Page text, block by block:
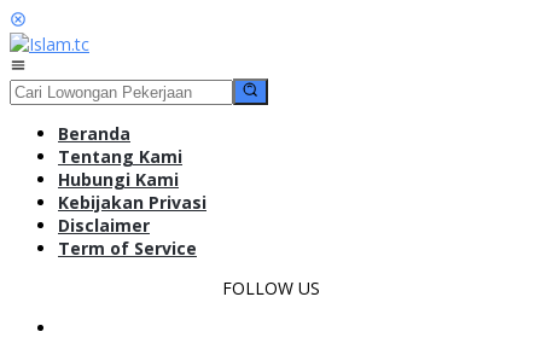
Loncat
ke
konten
Mobile
Beranda
Tentang Kami
Hubungi Kami
Kebijakan Privasi
Disclaimer
Term of Service
FOLLOW US